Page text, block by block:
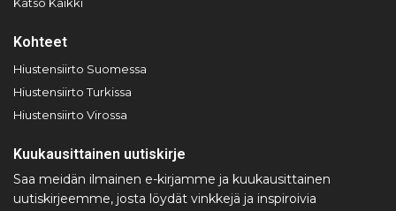
Kohteet
Hiustensiirto Suomessa
Hiustensiirto Turkissa
Hiustensiirto Virossa
Kuukausittainen uutiskirje
Saa meidän ilmainen e-kirjamme ja kuukausittainen
uutiskirjeemme, josta löydät vinkkejä ja inspiroivia